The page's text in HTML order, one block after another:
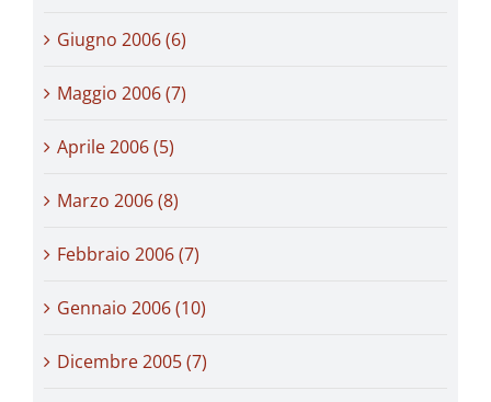
Giugno 2006 (6)
Maggio 2006 (7)
Aprile 2006 (5)
Marzo 2006 (8)
Febbraio 2006 (7)
Gennaio 2006 (10)
Dicembre 2005 (7)